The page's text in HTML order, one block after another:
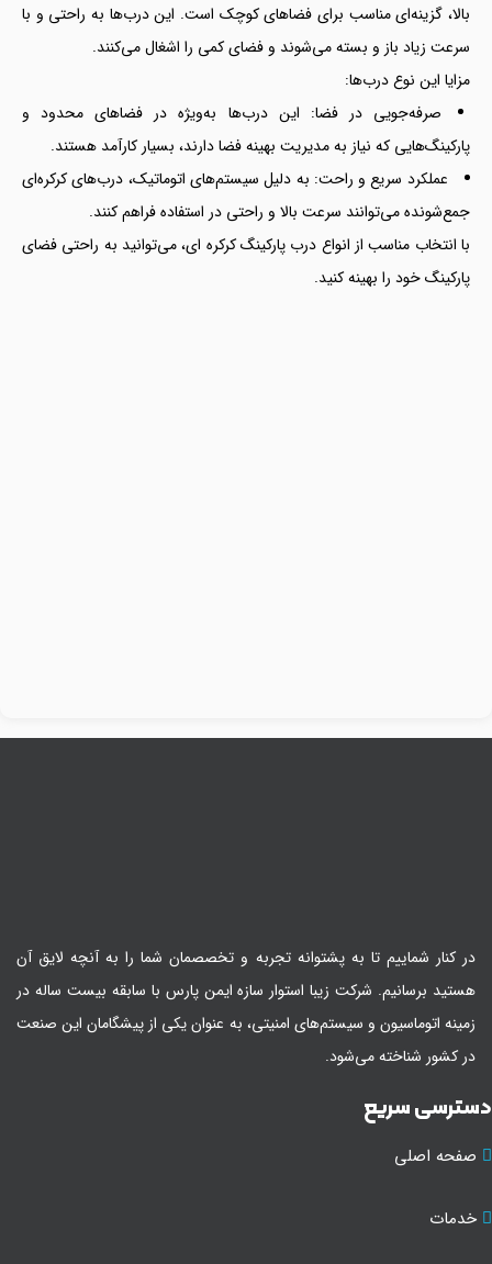
بالا، گزینه‌ای مناسب برای فضاهای کوچک است. این درب‌ها به راحتی و با
سرعت زیاد باز و بسته می‌شوند و فضای کمی را اشغال می‌کنند.
مزایا این نوع درب‌ها:
صرفه‌جویی در فضا: این درب‌ها به‌ویژه در فضاهای محدود و
پارکینگ‌هایی که نیاز به مدیریت بهینه فضا دارند، بسیار کارآمد هستند.
عملکرد سریع و راحت: به دلیل سیستم‌های اتوماتیک، درب‌های کرکره‌ای
جمع‌شونده می‌توانند سرعت بالا و راحتی در استفاده فراهم کنند.
با انتخاب مناسب از انواع درب پارکینگ کرکره ای، می‌توانید به راحتی فضای
پارکینگ خود را بهینه کنید.
در کنار شماییم تا به پشتوانه تجربه و تخصصمان شما را به آنچه لایق آن
هستید برسانیم. شرکت زیبا استوار سازه ایمن پارس با سابقه بیست ساله در
زمینه اتوماسیون و سیستم‌های امنیتی، به عنوان یکی از پیشگامان این صنعت
در کشور شناخته می‌شود.
سریع
صفحه اصلی
خدمات